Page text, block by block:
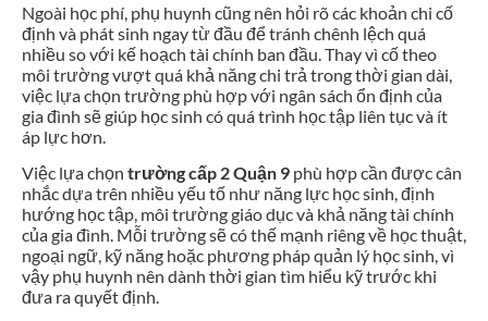
Ngoài học phí, phụ huynh cũng nên hỏi rõ các khoản chi cố
định và phát sinh ngay từ đầu để tránh chênh lệch quá
nhiều so với kế hoạch tài chính ban đầu. Thay vì cố theo
môi trường vượt quá khả năng chi trả trong thời gian dài,
việc lựa chọn trường phù hợp với ngân sách ổn định của
gia đình sẽ giúp học sinh có quá trình học tập liên tục và ít
áp lực hơn.
Việc lựa chọn trường cấp 2 Quận 9 phù hợp cần được cân
nhắc dựa trên nhiều yếu tố như năng lực học sinh, định
hướng học tập, môi trường giáo dục và khả năng tài chính
của gia đình. Mỗi trường sẽ có thế mạnh riêng về học thuật,
ngoại ngữ, kỹ năng hoặc phương pháp quản lý học sinh, vì
vậy phụ huynh nên dành thời gian tìm hiểu kỹ trước khi
đưa ra quyết định.